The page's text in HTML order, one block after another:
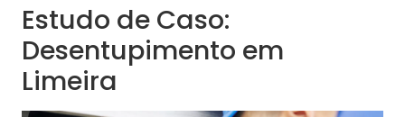
Estudo de Caso:
Desentupimento em
Limeira